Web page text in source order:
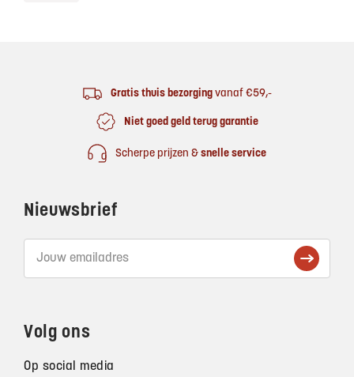
Gratis thuis bezorgingvanaf €59,-
Niet goed geld terug garantie
Scherpe prijzen & snelle service
Nieuwsbrief
Volg ons
Op social media